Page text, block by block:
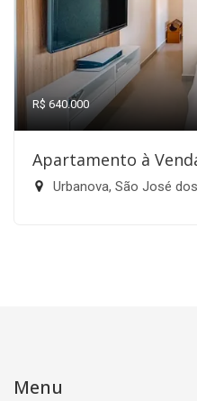
R$ 640.000
Apartamento à
Urbanova, São José
Menu